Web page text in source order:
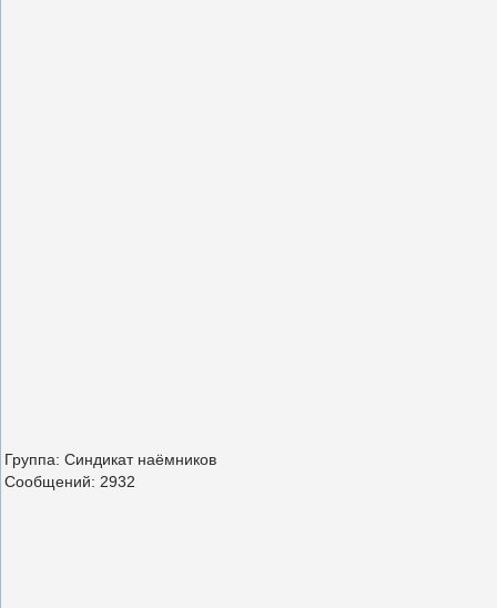
Группа: Синдикат наёмников
Сообщений: 2932